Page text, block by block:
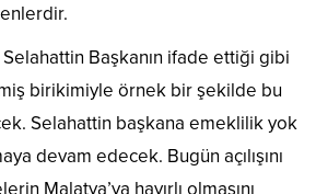
Selahattin Başkanın ifade ettiği gibi
birikimiyle örnek bir şekilde bu
Selahattin başkana emeklilik yok
devam edecek. Bugün açılışını
Malatya’ya hayırlı olmasını